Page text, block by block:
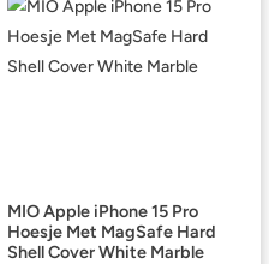
MIO Apple iPhone 15 Pro
Hoesje Met MagSafe Hard
Shell Cover White Marble